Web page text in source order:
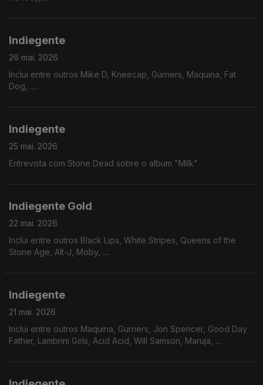
Indiegente
26 mai. 2026
Inclui entre outros Mike D, Kneecap, Gurriers, Maquina, Fat
Dog, .....
Indiegente
25 mai. 2026
Entrevista com Stone Dead sobre o album "Milk"
Indiegente Gold
22 mai. 2026
Inclui entre outros Black Lips, White Stripes, Queens of the
Stone Age, Alt-J, Moby, ....
Indiegente
21 mai. 2026
Inclui entre outros Maquina, Gurriers, Jon Spencer, Good Day
Father, Lambrini Girls, Acid Acid, Will Samson, Maruja, ....